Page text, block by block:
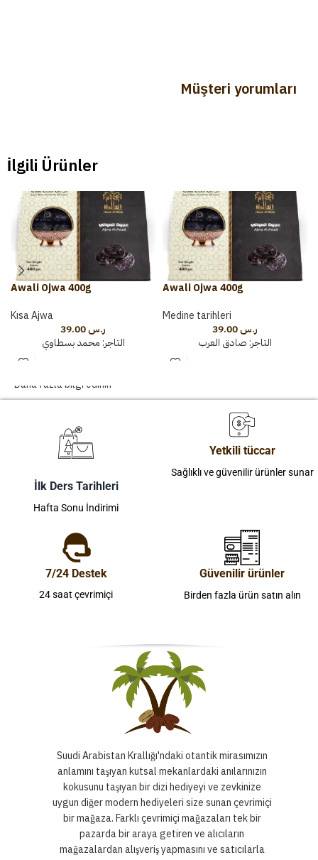
Müşteri yorumları
İlgili Ürünler
Awali Ojwa 400g
Kısa Ajwa
ر.س
التاجر: محمد بسطاوي
Awali Ojwa 400g
Medine tarihleri
ر.س
التاجر: صادق العرب
Daha fazla bilgi edinin
İlk Ders Tarihleri
Hafta Sonu İndirimi
Yetkili tüccar
Sağlıklı ve güvenilir ürünler sunar
7/24 Destek
24 saat çevrimiçi
Güvenilir ürünler
Birden fazla ürün satın alın
Suudi Arabistan Krallığı'ndaki otantik mirasımızın
anlamını taşıyan kutsal mekanlardaki anılarınızın
kokusunu taşıyan bir dizi hediyeyi ve zevkinize
uygun diğer modern hediyeleri size sunan çevrimiçi
bir mağaza. Farklı çevrimiçi mağazaları tek bir
pazarda bir araya getiren ve alıcıların
mağazalardan alışveriş yapmasını ve satıcılarla